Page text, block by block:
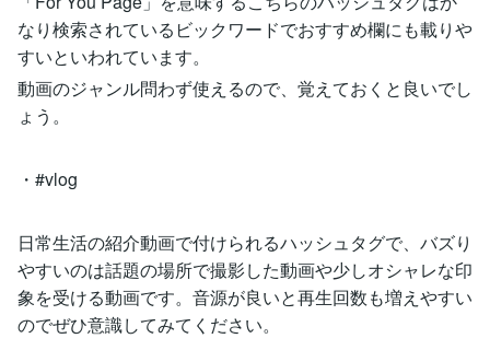
なり検索されているビックワードでおすすめ欄にも載りや
すいといわれています。
動画のジャンル問わず使えるので、覚えておくと良いでし
ょう。
・#vlog
日常生活の紹介動画で付けられるハッシュタグで、バズり
やすいのは話題の場所で撮影した動画や少しオシャレな印
象を受ける動画です。音源が良いと再生回数も増えやすい
のでぜひ意識してみてください。